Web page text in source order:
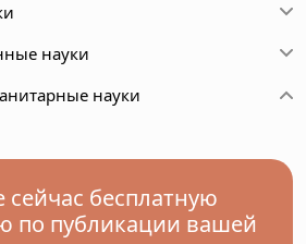
науки
науки
сейчас бесплатную
по публикации вашей